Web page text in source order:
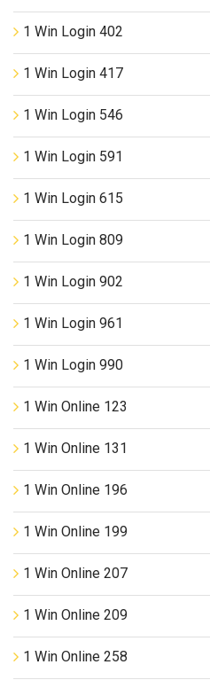
1 Win Login 402
1 Win Login 417
1 Win Login 546
1 Win Login 591
1 Win Login 615
1 Win Login 809
1 Win Login 902
1 Win Login 961
1 Win Login 990
1 Win Online 123
1 Win Online 131
1 Win Online 196
1 Win Online 199
1 Win Online 207
1 Win Online 209
1 Win Online 258